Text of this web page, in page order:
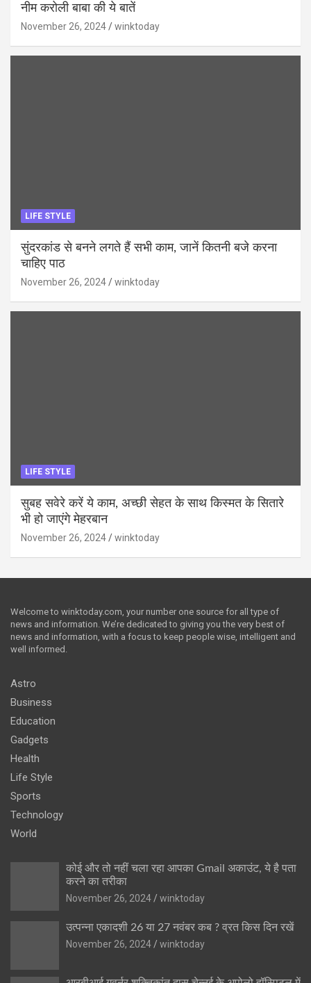
नीम करोली बाबा की ये बातें
November 26, 2024 winktoday
LIFE STYLE
सुंदरकांड से बनने लगते हैं सभी काम, जानें कितनी बजे करना
चाहिए पाठ
November 26, 2024 winktoday
LIFE STYLE
सुबह सवेरे करें ये काम, अच्छी सेहत के साथ किस्मत के सितारे
भी हो जाएंगे मेहरबान
November 26, 2024 winktoday
Welcome to winktoday.com, your number one source for all type of
news and information. We’re dedicated to giving you the very best of
news and information, with a focus to keep people wise, intelligent and
well informed.
Astro
Business
Education
Gadgets
Health
Life Style
Sports
Technology
World
कोई और तो नहीं चला रहा आपका Gmail अकाउंट, ये है पता
करने का तरीका
November 26, 2024
winktoday
उत्पन्ना एकादशी 26 या 27 नवंबर कब ? व्रत किस दिन रखें
November 26, 2024
winktoday